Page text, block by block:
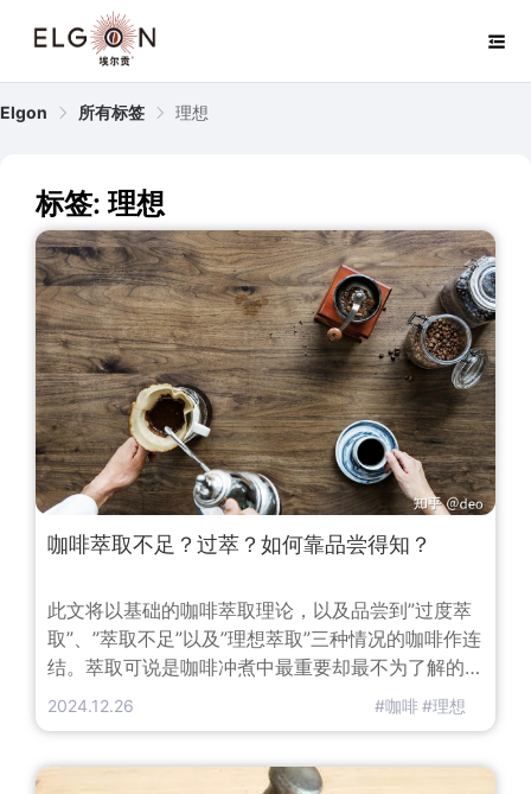
Elgon 所有标签 理想
标签: 理想
咖啡萃取不足？过萃？如何靠品尝得知？
此文将以基础的咖啡萃取理论，以及品尝到”过度萃
取”、”萃取不足”以及”理想萃取”三种情况的咖啡作连
结。萃取可说是咖啡冲煮中最重要却最不为了解的部
分，萃取代表一切。如果不萃取甚至无法获得一杯咖
是要融会贯通和应用却难得多。先不在这里深入讨论
2024.12.26 #咖啡#理想